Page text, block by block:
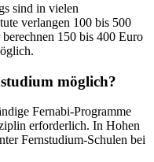
sind in vielen
verlangen 100 bis 500
150 bis 400 Euro
möglich?
Fernabi-Programme
erforderlich. In Hohen
Fernstudium-Schulen bei